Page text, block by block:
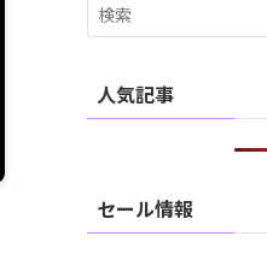
人気記事
セール情報